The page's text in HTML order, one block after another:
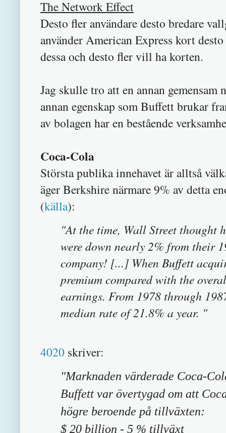
The Network Effect
Desto fler användare desto bredare
använder American Express kort
dessa och desto fler vill ha korten.
Jag skulle tro att en annan
annan egenskap som Buffett brukar
av bolagen har en bestående
Coca-Cola
Största publika innehavet är alltså
äger Berkshire närmare 9% av detta
(källa):
"At the time, Wall Street thought
were down nearly 2% from their
company! [...] When Buffett
premium compared with the
earnings. From 1978 through
median rate of 21.8% a year. "
4020 skriver:
"Marknaden värderade Coca-
Buffett var övertygad om att
högre beroende på tillväxten:
$ 20 billion - 5 % tillväxt